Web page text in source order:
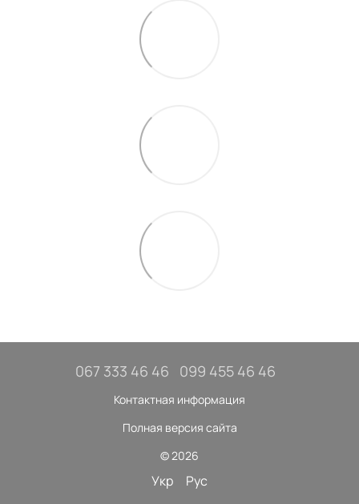
067 333 46 46 099 455 46 46
Контактная информация
Полная версия сайта
© 2026
Укр Рус